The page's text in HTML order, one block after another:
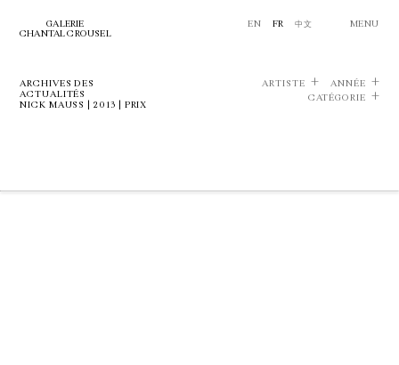
GALERIE
CHANTAL CROUSEL
EN FR 中文 MENU
ARCHIVES DES
ACTUALITÉS
NICK MAUSS | 2013 | PRIX
ARTISTE
ANNÉE
CATÉGORIE